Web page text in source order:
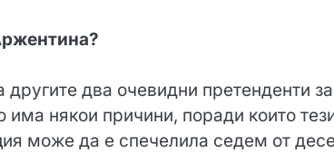
два очевидни претенденти
има някои причини, поради които
може да е спечелила седем от